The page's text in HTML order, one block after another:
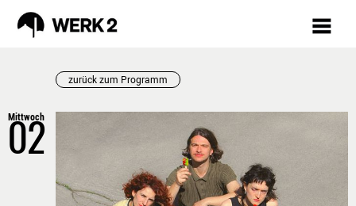
AUGUST
TICKETS
zurück zum Programm
Mittwoch
02